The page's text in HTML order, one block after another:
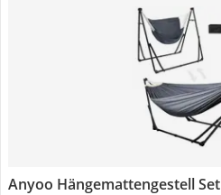
Anyoo Hängemattengestell Set